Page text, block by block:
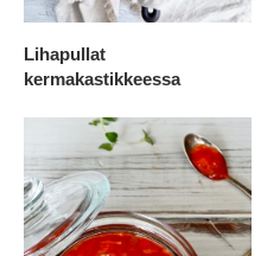
Lihapullat
kermakastikkeessa